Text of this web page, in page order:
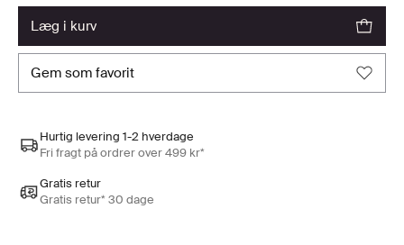
læg i kurv
gem som favorit
Hurtig levering 1-2 hverdage
Fri fragt på ordrer over 499 kr*
Gratis retur
Gratis retur* 30 dage